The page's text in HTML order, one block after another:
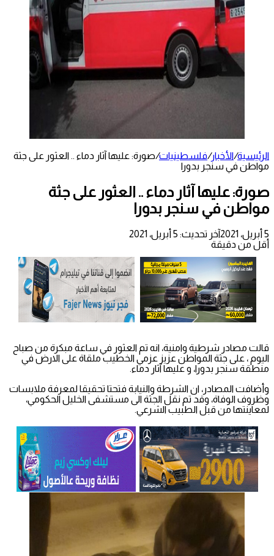
الرئيسية/الأخبار/فلسطينيات/صورة: عليها آثار دماء .. العثور على جثة
مواطن في سنجر بدورا
صورة: عليها آثار دماء .. العثور على جثة
مواطن في سنجر بدورا
5 أبريل، 2021
آخر تحديث: 5 أبريل، 2021
أقل من دقيقة
قالت مصادر شرطية وامنية، انه تم العثور في ساعة مبكرة من صباح
اليوم ، على جثة المواطن عزيز عزمي الخطيب ملقاة على الارض في
منطقة سنجر بدورا، و عليها آثار دماء.
وأضافت المصادر، ان الشرطة والنيابة فتحتا تحقيقا لمعرفة ملابسات
وظروف الوفاة، وقد تم نقل الجثة الى مستشفى الخليل الحكومي،
لمعاينتها من قبل الطبيب الشرعي.